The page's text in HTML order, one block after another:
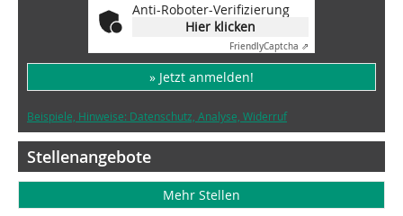
Anti-Roboter-Verifizierung
Hier klicken
FriendlyCaptcha ⇗
» Jetzt anmelden!
Beispiele, Hinweise: Datenschutz, Analyse, Widerruf
Stellenangebote
Mehr Stellen